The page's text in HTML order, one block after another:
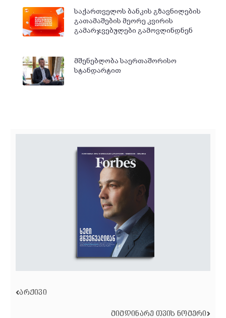
საქართველოს ბანკის გზავნილების
გათამაშების მეორე კვირის
გამარჯვებულები გამოვლინდნენ
მშენებლობა საერთაშორისო
სტანდარტით
ᲐᲠᲥᲘᲕᲘ
ᲛᲘᲛᲓᲘᲜᲐᲠᲔ ᲗᲕᲘᲡ ᲜᲝᲛᲔᲠᲘ